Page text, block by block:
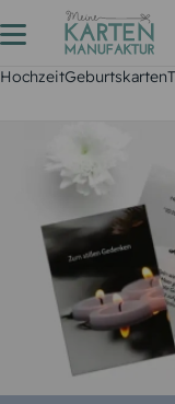
HochzeitGeburtskarten